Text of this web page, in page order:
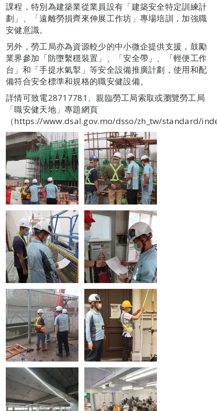
課程，特別為建築業從業員設有「建築安全特定訓練計
劃」、「遠離勞損齊來伸展工作坊」專場培訓，加強職
安健意識。
另外，勞工局亦為資源較少的中小微企提供支援，鼓勵
業界參加「防墮繫穩裝置」、「安全帶」、「輕便工作
台」和「手提水氣掣」等安全設備推廣計劃，使用和配
備符合安全標準和規格的職安健設備。
詳情可致電28717781、親臨勞工局索取或瀏覽勞工局
「職安健天地」專題網頁
（https://www.dsal.gov.mo/dsso/zh_tw/standard/